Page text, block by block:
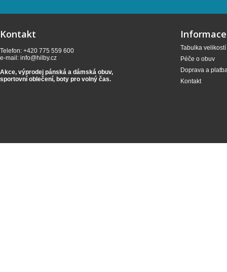
Kontakt
Telefon: +420 775 559 600
e-mail: info@hilby.cz
Akce, výprodej pánská a dámská obuv,
sportovní oblečení, boty pro volný čas.
Informace
Tabulka velikostí
Péče o obuv
Doprava a
Kontakt